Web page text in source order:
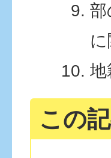
部
に
地
この